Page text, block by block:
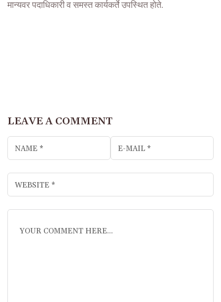
मान्यवर पदाधिकारी व समस्त कार्यकर्ते उपस्थित होते.
LEAVE A COMMENT